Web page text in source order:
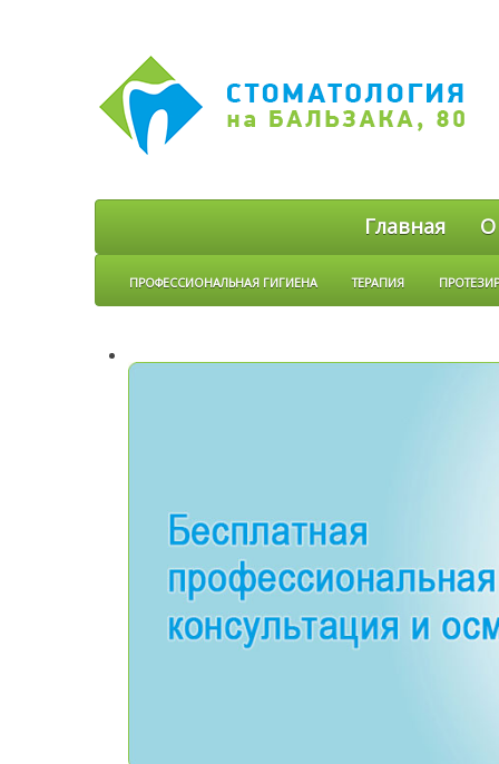
Главная О
ПРОФЕССИОНАЛЬНАЯ ГИГИЕНА ТЕРАПИЯ